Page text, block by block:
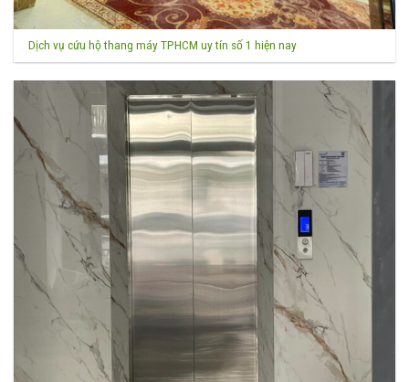
Dịch vụ cứu hộ thang máy TPHCM uy tín số 1 hiện nay